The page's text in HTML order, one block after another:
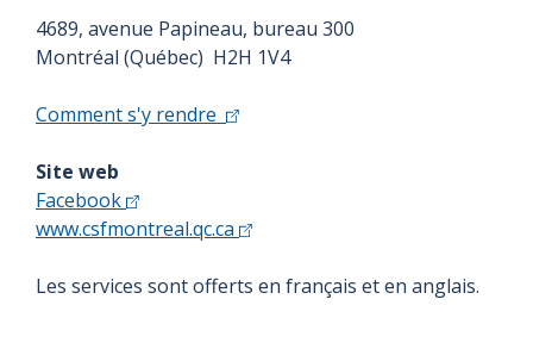
4689, avenue Papineau, bureau 300
Montréal (Québec) H2H 1V4
Comment s'y rendre
Site web
Facebook
www.csfmontreal.qc.ca
Les services sont offerts en français et en anglais.